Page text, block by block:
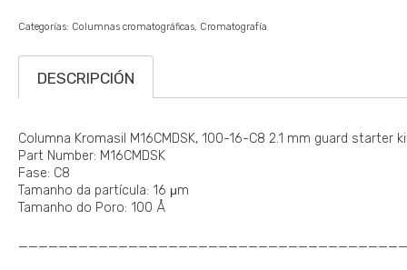
Categorías: Columnas cromatográficas Cromatografía
DESCRIPCIÓN
Columna Kromasil M16CMDSK, 100-16-C8 2.1 mm guard starter
Part Number: M16CMDSK
Fase: C8
Tamanho da partícula: 16 μm
Tamanho do Poro: 100 Å